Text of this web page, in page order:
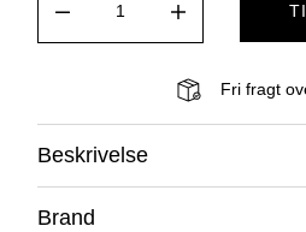
Fri fragt
Beskrivelse
Brand